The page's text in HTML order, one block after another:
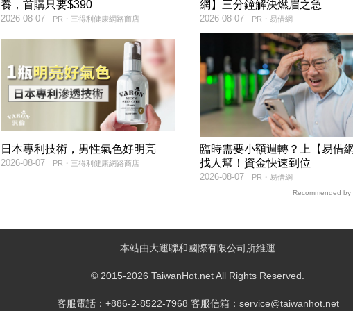
養，首購只要$390
PR・三得利健康網路商店
2026-08-07
網】三分鐘解決燃眉之急
PR・易借網
2026-08-07
日本專利技術，男性氣色好明亮
PR・三得利健康網路商店
2026-08-07
臨時需要小額週轉？上【易借
找人幫！資金快速到位
PR・易借網
2026-08-07
Recommended by
本站由大運聯和國際有限公司所維運
© 2015-2026 TaiwanHot.net All Rights Reserved.
客服電話：+886-2-8522-7968 客服信箱：service@taiwanhot.net